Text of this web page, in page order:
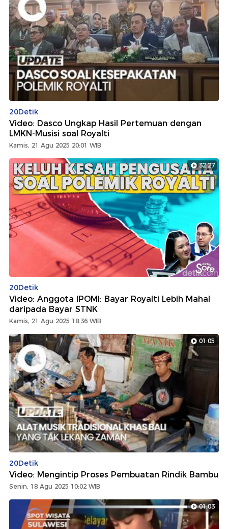
20Detik
Video: Dasco Ungkap Hasil Pertemuan dengan
LMKN-Musisi soal Royalti
Kamis, 21 Agu 2025 20:01 WIB
32:27
20Detik
Video: Anggota IPOMI: Bayar Royalti Lebih Mahal
daripada Bayar STNK
Kamis, 21 Agu 2025 18:36 WIB
01:05
20Detik
Video: Mengintip Proses Pembuatan Rindik Bambu
Senin, 18 Agu 2025 10:02 WIB
01:03